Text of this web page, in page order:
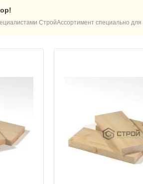
СтройАссортимент специально для